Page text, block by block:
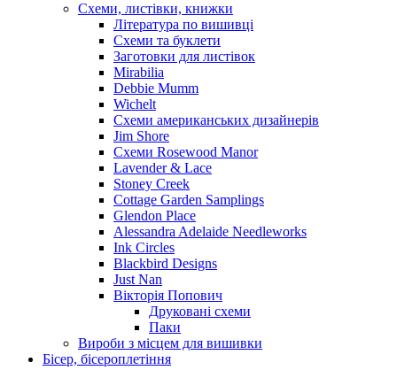
Схеми, листівки, книжки
Література по вишивці
Схеми та буклети
Заготовки для листівок
Mirabilia
Debbie Mumm
Wichelt
Схеми американських дизайнерів
Jim Shore
Cхеми Rosewood Manor
Lavender & Lace
Stoney Creek
Cottage Garden Samplings
Glendon Place
Alessandra Adelaide Needleworks
Ink Circles
Blackbird Designs
Just Nan
Вікторія Попович
Друковані схеми
Паки
Вироби з місцем для вишивки
Бісер, бісероплетіння